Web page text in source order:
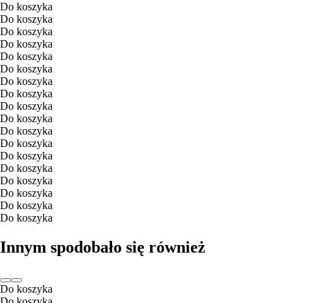
Do koszyka
Do koszyka
Do koszyka
Do koszyka
Do koszyka
Do koszyka
Do koszyka
Do koszyka
Do koszyka
Do koszyka
Do koszyka
Do koszyka
Do koszyka
Do koszyka
Do koszyka
Do koszyka
Do koszyka
Do koszyka
Innym spodobało się również
Do koszyka